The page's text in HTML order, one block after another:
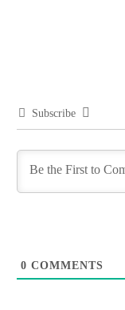
Subscribe
0 COMMENTS